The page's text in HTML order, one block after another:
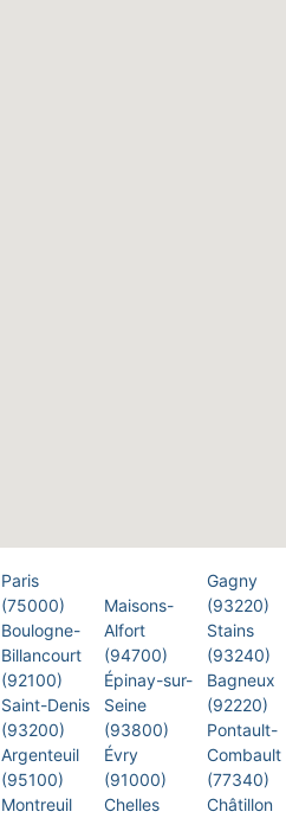
Paris
(75000)
Boulogne-
Billancourt
(92100)
Saint-Denis
(93200)
Argenteuil
(95100)
Montreuil
Maisons-
Alfort
(94700)
Épinay-sur-
Seine
(93800)
Évry
(91000)
Chelles
Gagny
(93220)
Stains
(93240)
Bagneux
(92220)
Pontault-
Combault
(77340)
Châtillon